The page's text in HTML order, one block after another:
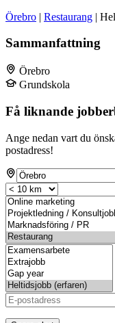
Örebro | Restaurang |
Sammanfattning
Örebro
Grundskola
Få liknande
Ange nedan vart du
postadress!